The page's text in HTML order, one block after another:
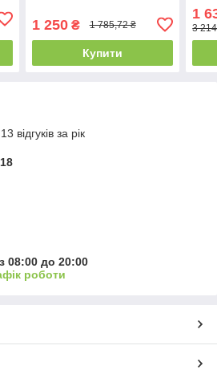
1 250₴ 1 785,72 ₴
Купити
1
3
відгуків за рік
08:00 до 20:00
роботи